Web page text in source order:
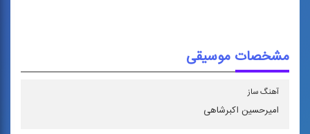
مشخصات موسیقی
آهنگ ساز
امیرحسین اكبرشاهی